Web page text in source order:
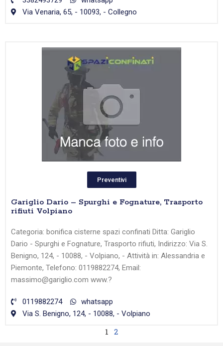
Via Venaria, 65, - 10093, - Collegno
Preventivi
Gariglio Dario – Spurghi e Fognature, Trasporto
rifiuti Volpiano
Categoria: bonifica cisterne spazi confinati Ditta: Gariglio
Dario - Spurghi e Fognature, Trasporto rifiuti, Indirizzo: Via S.
Benigno, 124, - 10088, - Volpiano, - Attività in: Alessandria e
Piemonte, Telefono: 0119882274, Email:
massimo@gariglio.com www.?
0119882274
whatsapp
Via S. Benigno, 124, - 10088, - Volpiano
1 2